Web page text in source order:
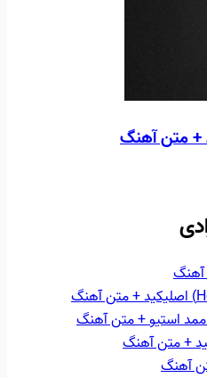
+ متن آهنگ
آهنگ
استیو + متن آهنگ
آهنگ